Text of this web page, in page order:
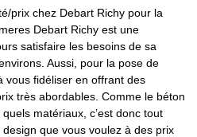
prix chez Debart Richy pour la
Debart Richy est une
satisfaire les besoins de sa
Aussi, pour la pose de
vous fidéliser en offrant des
très abordables. Comme le béton
matériaux, c’est donc tout
que vous voulez à des prix